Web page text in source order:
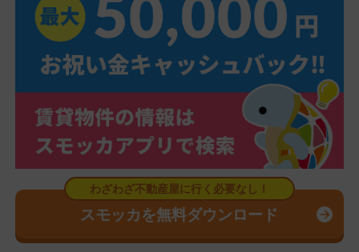
スモッカを無料ダウンロード